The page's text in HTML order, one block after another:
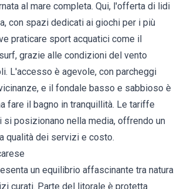
al mare completa. Qui, l'offerta di lidi
con spazi dedicati ai giochi per i più
praticare sport acquatici come il
grazie alle condizioni del vento
L'accesso è agevole, con parcheggi
e il fondale basso e sabbioso è
fare il bagno in tranquillità. Le tariffe
posizionano nella media, offrendo un
qualità dei servizi e costo.
un equilibrio affascinante tra natura
curati. Parte del litorale è protetta